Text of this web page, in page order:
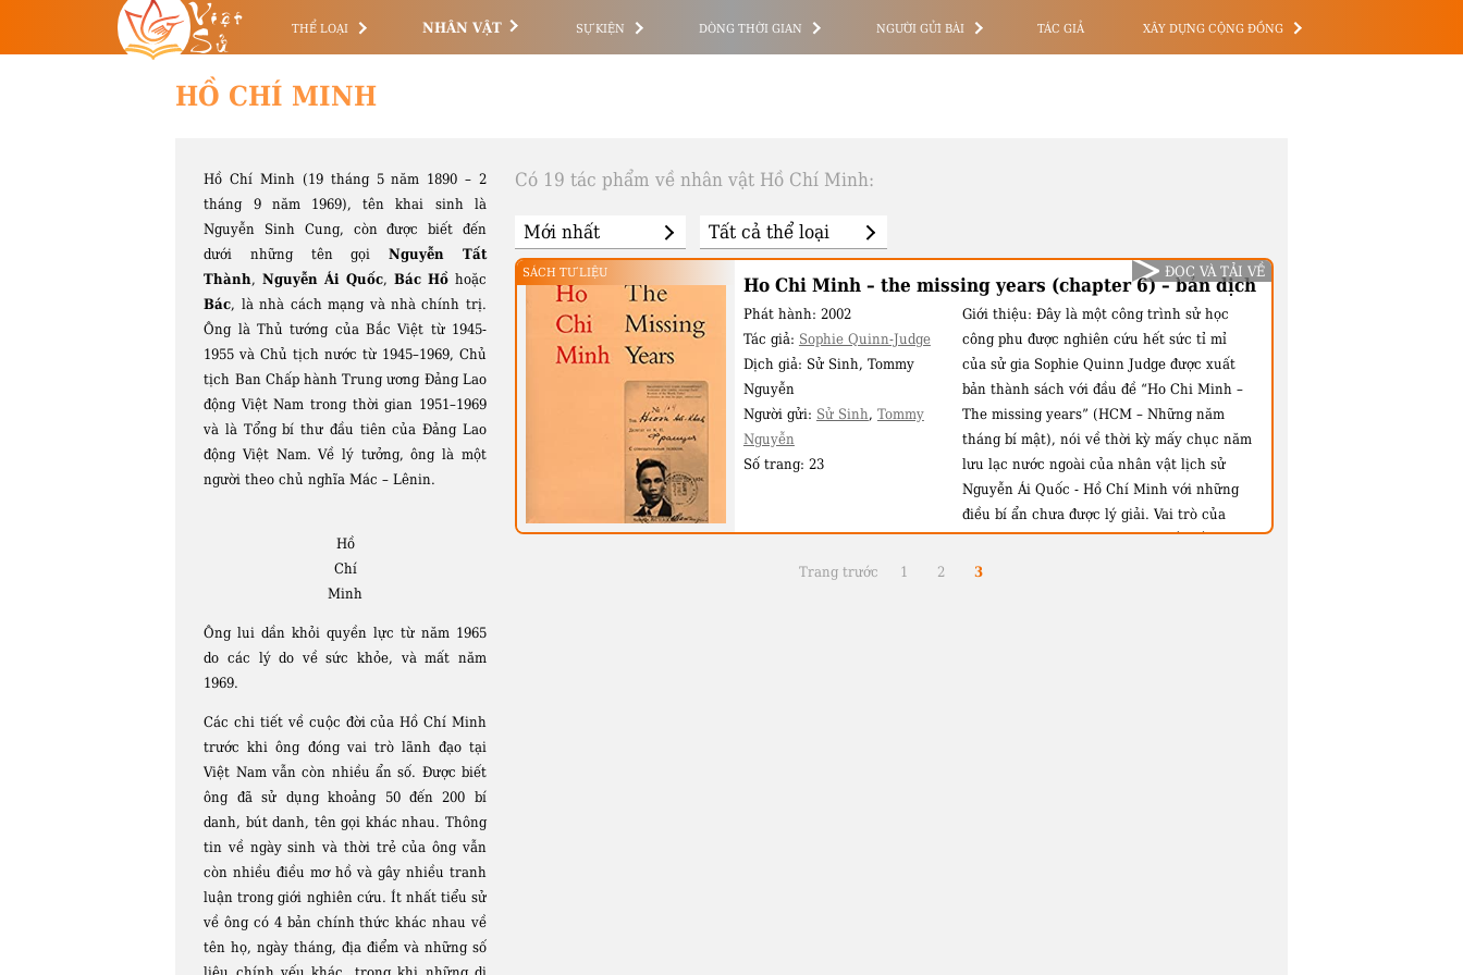
Việt
Sử THỂ LOẠI NHÂN VẬT SỰ KIỆN DÒNG THỜI GIAN NGƯỜI GỬI BÀI TÁC GIẢ XÂY DỰNG CỘNG ĐỒNG
HỒ CHÍ MINH
Hồ Chí Minh (19 tháng 5 năm 1890 – 2
tháng 9 năm 1969), tên khai sinh là
Nguyễn Sinh Cung, còn được biết đến
dưới những tên gọiNguyễn Tất
Thành,Nguyễn Ái Quốc, Bác Hồhoặc
Bác, là nhà cách mạng và nhà chính trị.
Ông là Thủ tướng của Bắc Việt từ 1945-
1955 và Chủ tịch nước từ 1945–1969, Chủ
tịch Ban Chấp hành Trung ương Đảng Lao
động Việt Nam trong thời gian 1951–1969
và là Tổng bí thư đầu tiên của Đảng Lao
động Việt Nam. Về lý tưởng, ông là một
người theo chủ nghĩa Mác – Lênin.
Hồ
Chí
Minh
Ông lui dần khỏi quyền lực từ năm 1965
do các lý do về sức khỏe, và mất năm
1969.
Các chi tiết về cuộc đời của Hồ Chí Minh
trước khi ông đóng vai trò lãnh đạo tại
Việt Nam vẫn còn nhiều ẩn số. Được biết
ông đã sử dụng khoảng 50 đến 200 bí
danh, bút danh, tên gọi khác nhau. Thông
tin về ngày sinh và thời trẻ của ông vẫn
còn nhiều điều mơ hồ và gây nhiều tranh
luận trong giới nghiên cứu. Ít nhất tiểu sử
về ông có 4 bản chính thức khác nhau về
tên họ, ngày tháng, địa điểm và những số
Có 19 tác phẩm về nhân vật Hồ Chí Minh:
SÁCH TƯ LIỆU
Ho Chi Minh – the missing years (chapter 6) – bản dịch
Phát hành: 2002
Tác giả: Sophie Quinn-Judge
Dịch giả: Sử Sinh, Tommy
Nguyễn
Người gửi: Sử Sinh, Tommy
Nguyễn
Số trang: 23
Giới thiệu: Đây là một công trình sử học
công phu được nghiên cứu hết sức tỉ mỉ
của sử gia Sophie Quinn Judge được xuất
bản thành sách với đầu đề “Ho Chi Minh –
The missing years” (HCM – Những năm
tháng bí mật), nói về thời kỳ mấy chục năm
lưu lạc nước ngoài của nhân vật lịch sử
Nguyễn Ái Quốc - Hồ Chí Minh với những
điều bí ẩn chưa được lý giải. Vai trò của
NAQ/HCM trong phong trào Quốc tế cộng
sản nói chung và trong ĐCS Đông Dương
ĐỌC VÀ TẢI VỀ
Trang trước 1 2 3